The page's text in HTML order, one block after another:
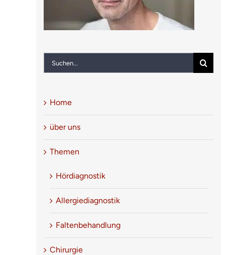
Suche
nach:
Home
über uns
Themen
Hördiagnostik
Allergiediagnostik
Faltenbehandlung
Chirurgie
5/